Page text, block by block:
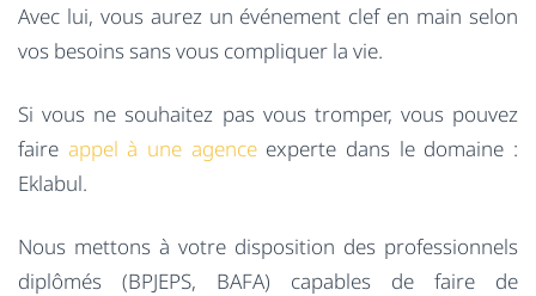
Avec lui, vous aurez un événement clef en main selon
vos besoins sans vous compliquer la vie.
Si vous ne souhaitez pas vous tromper, vous pouvez
faire appel à une agenceexperte dans le domaine :
Eklabul.
Nous mettons à votre disposition des professionnels
diplômés (BPJEPS, BAFA) capables de faire de